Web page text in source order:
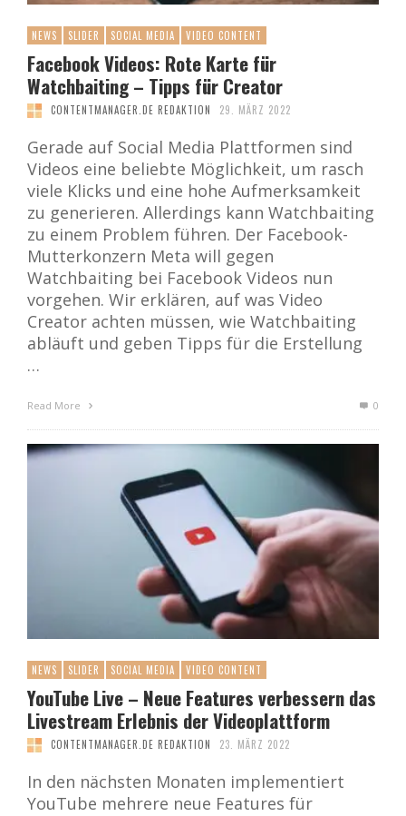
NEWS SLIDER SOCIAL MEDIA VIDEO CONTENT
Facebook Videos: Rote Karte für
Watchbaiting – Tipps für Creator
CONTENTMANAGER.DE REDAKTION 29. MÄRZ 2022
Gerade auf Social Media Plattformen sind
Videos eine beliebte Möglichkeit, um rasch
viele Klicks und eine hohe Aufmerksamkeit
zu generieren. Allerdings kann Watchbaiting
zu einem Problem führen. Der Facebook-
Mutterkonzern Meta will gegen
Watchbaiting bei Facebook Videos nun
vorgehen. Wir erklären, auf was Video
Creator achten müssen, wie Watchbaiting
abläuft und geben Tipps für die Erstellung
…
Read More 0
NEWS SLIDER SOCIAL MEDIA VIDEO CONTENT
YouTube Live – Neue Features verbessern das
Livestream Erlebnis der Videoplattform
CONTENTMANAGER.DE REDAKTION 23. MÄRZ 2022
In den nächsten Monaten implementiert
YouTube mehrere neue Features für